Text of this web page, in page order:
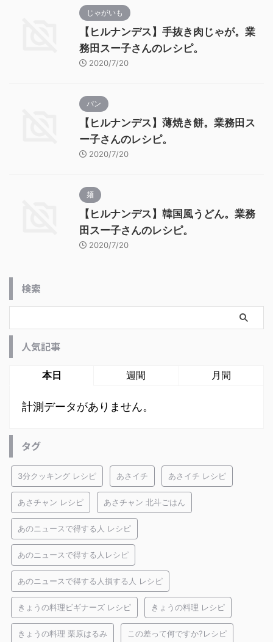
じゃがいも
【ヒルナンデス】手抜き肉じゃが。業
務田スー子さんのレシピ。
2020/7/20
パン
【ヒルナンデス】薄焼き餅。業務田ス
ー子さんのレシピ。
2020/7/20
麺
【ヒルナンデス】韓国風うどん。業務
田スー子さんのレシピ。
2020/7/20
検索
人気記事
本日 週間 月間
計測データがありません。
タグ
3分クッキング レシピ あさイチ あさイチ レシピ
あさチャン レシピ あさチャン 北斗ごはん
あのニュースで得する人 レシピ
あのニュースで得する人レシピ
あのニュースで得する人損する人 レシピ
きょうの料理ビギナーズ レシピ きょうの料理 レシピ
きょうの料理 栗原はるみ この差って何ですか?レシピ